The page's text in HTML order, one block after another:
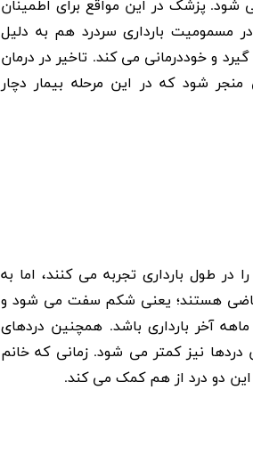
شود. پزشک در این مواقع برای اطمینان
مسمومیت بارداری سردرد هم به دلیل
گیرد و خوددرمانی می کند. تاخیر در درمان
شود که در این مرحله بیمار دچار
طول بارداری تجربه می کنند، اما به
هستند؛ یعنی شکم سفت می شود و
ماهه آخر بارداری باشد. همچنین دردهای
دردها نیز کمتر می شود. زمانی که خانم
دو درد از هم کمک می کند.